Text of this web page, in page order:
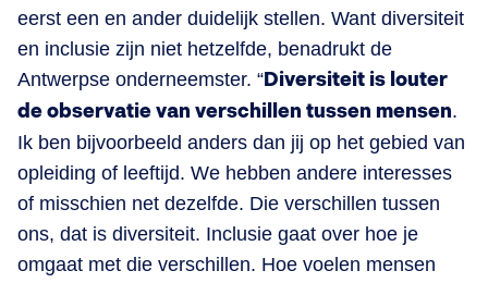
eerst een en ander duidelijk stellen. Want diversiteit
en inclusie zijn niet hetzelfde, benadrukt de
Antwerpse onderneemster. “ Diversiteit is louter
de observatie van verschillen tussen mensen.
Ik ben bijvoorbeeld anders dan jij op het gebied van
opleiding of leeftijd. We hebben andere interesses
of misschien net dezelfde. Die verschillen tussen
ons, dat is diversiteit. Inclusie gaat over hoe je
omgaat met die verschillen. Hoe voelen mensen